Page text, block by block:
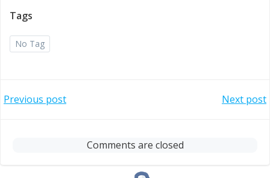
Tags
No Tag
Post
navigation
Previous post
navigation
Next post
Comments are closed